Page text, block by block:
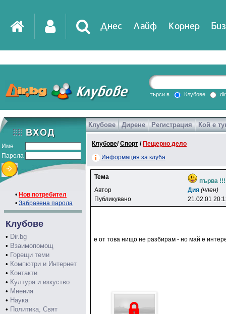
Днес Лайф Корнер
DirTV Impressio
Games
търси в Клубове
Име
Парола
• Нов потребител
• Забравена парола
Клубове
• Dir.bg
• Взаимопомощ
• Горещи теми
• Компютри и Интернет
• Контакти
• Култура и изкуство
• Мнения
• Наука
• Политика, Свят
Клубове Дирене Регистрация Кой е
Клубове/Спорт / Пещерно дело
Информация за клуба
Тема
първа
Автор
Дия (член)
Публикувано
21.02.01
е от това нищо не разбирам - но май е